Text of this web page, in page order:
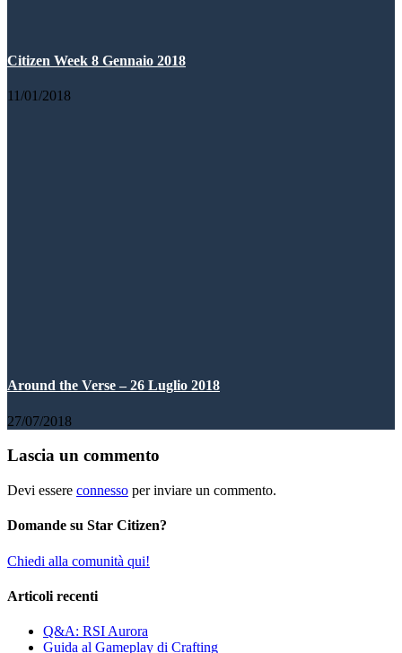
Citizen Week 8 Gennaio 2018
11/01/2018
Around the Verse – 26 Luglio 2018
27/07/2018
Lascia un commento
Devi essere connesso per inviare un commento.
Domande su Star Citizen?
Chiedi alla comunità qui!
Articoli recenti
Q&A: RSI Aurora
Guida al Gameplay di Crafting